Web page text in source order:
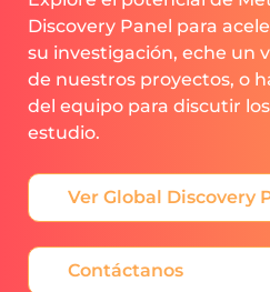
Discovery Panel para
su investigación, eche un
de nuestros proyectos, o
del equipo para discutir
estudio.
Ver Global Discovery
Contáctanos